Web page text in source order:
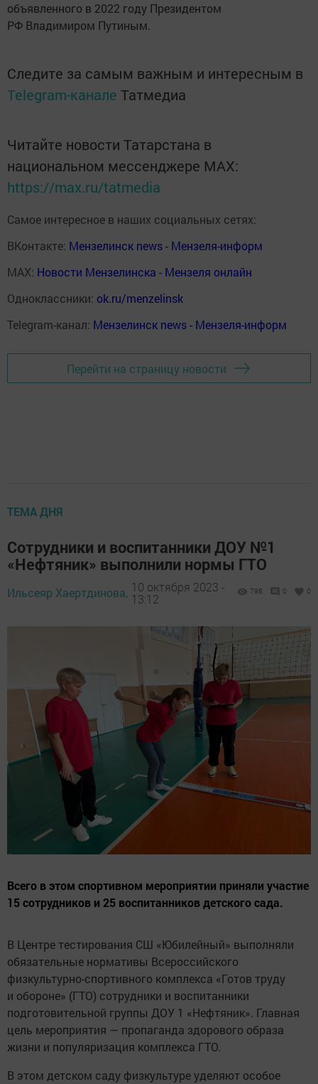
объявленного в 2022 году Президентом
РФ Владимиром Путиным.
Следите за самым важным и интересным в
Telegram-канале Татмедиа
Читайте новости Татарстана в
национальном мессенджере MАХ:
https://max.ru/tatmedia
Самое интересное в наших социальных сетях:
ВКонтакте: Мензелинск news - Мензеля-информ
MAX: Новости Мензелинска - Мензеля онлайн
Одноклассники: ok.ru/menzelinsk
Telegram-канал: Мензелинск news - Мензеля-информ
Перейти на страницу новости
ТЕМА ДНЯ
Сотрудники и воспитанники ДОУ №1
«Нефтяник» выполнили нормы ГТО
Ильсеяр Хаертдинова, 10 октября 2023 -
13:12
798 0 0
Всего в этом спортивном мероприятии приняли участие
15 сотрудников и 25 воспитанников детского сада.
В Центре тестирования СШ «Юбилейный» выполняли
обязательные нормативы Всероссийского
физкультурно-спортивного комплекса «Готов труду
и обороне» (ГТО) сотрудники и воспитанники
подготовительной группы ДОУ 1 «Нефтяник». Главная
цель мероприятия — пропаганда здорового образа
жизни и популяризация комплекса ГТО.
В этом детском саду физкультуре уделяют особое